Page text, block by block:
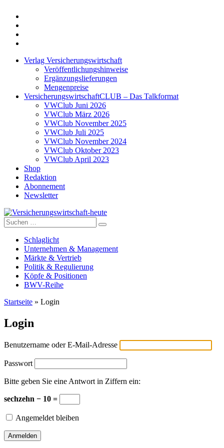
Verlag Versicherungswirtschaft
Veröffentlichungshinweise
Ergänzungslieferungen
Mengenpreise
VersicherungswirtschaftCLUB – Das Talkformat
VWClub Juni 2026
VWClub März 2026
VWClub November 2025
VWClub Juli 2025
VWClub November 2024
VWClub Oktober 2023
VWClub April 2023
Shop
Redaktion
Abonnement
Newsletter
Versicherungswirtschaft-heute
Suche
nach:
Schlaglicht
Unternehmen & Management
Märkte & Vertrieb
Politik & Regulierung
Köpfe & Positionen
BWV-Reihe
Startseite » Login
Login
Benutzername oder E-Mail-Adresse
Passwort
Bitte geben Sie eine Antwort in Ziffern ein:
sechzehn − 10 =
Angemeldet bleiben